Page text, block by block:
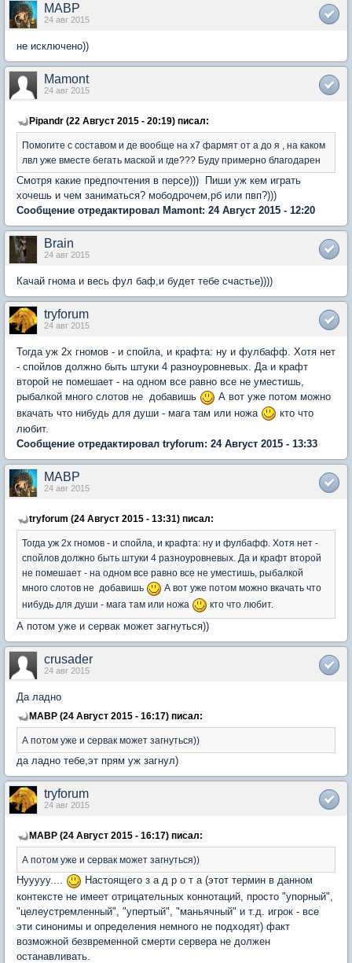
MABP
24 авг 2015
не исключено))
Mamont
24 авг 2015
Pipandr (22 Август 2015 - 20:19) писал:
Помогите с составом и де вообще на х7 фармят от а до я , на каком
лвл уже вместе бегать маской и где??? Буду примерно благодарен
Смотря какие предпочтения в персе))) Пиши уж кем играть
хочешь и чем заниматься? мободрочем,рб или пвп?)))
Сообщение отредактировал Mamont: 24 Август 2015 - 12:20
Brain
24 авг 2015
Качай гнома и весь фул баф,и будет тебе счастье))))
tryforum
24 авг 2015
Тогда уж 2х гномов - и спойла, и крафта: ну и фулбафф. Хотя нет
- спойлов должно быть штуки 4 разноуровневых. Да и крафт
второй не помешает - на одном все равно все не уместишь,
рыбалкой много слотов не добавишь
А вот уже потом можно
вкачать что нибудь для души - мага там или ножа
кто что
любит.
Сообщение отредактировал tryforum: 24 Август 2015 - 13:33
MABP
24 авг 2015
tryforum (24 Август 2015 - 13:31) писал:
Тогда уж 2х гномов - и спойла, и крафта: ну и фулбафф. Хотя нет -
спойлов должно быть штуки 4 разноуровневых. Да и крафт второй
не помешает - на одном все равно все не уместишь, рыбалкой
много слотов не добавишь
А вот уже потом можно вкачать что
нибудь для души - мага там или ножа
кто что любит.
А потом уже и сервак может загнуться))
crusader
24 авг 2015
Да ладно
MABP (24 Август 2015 - 16:17) писал:
А потом уже и сервак может загнуться))
да ладно тебе,эт прям уж загнул)
tryforum
24 авг 2015
MABP (24 Август 2015 - 16:17) писал:
А потом уже и сервак может загнуться))
Нууууу....
Настоящего з а д р о т а (этот термин в данном
контексте не имеет отрицательных коннотаций, просто "упорный",
"целеустремленный", "упертый", "маньячный" и т.д. игрок - все
эти синонимы и определения немного не подходят) факт
возможной безвременной смерти сервера не должен
останавливать.